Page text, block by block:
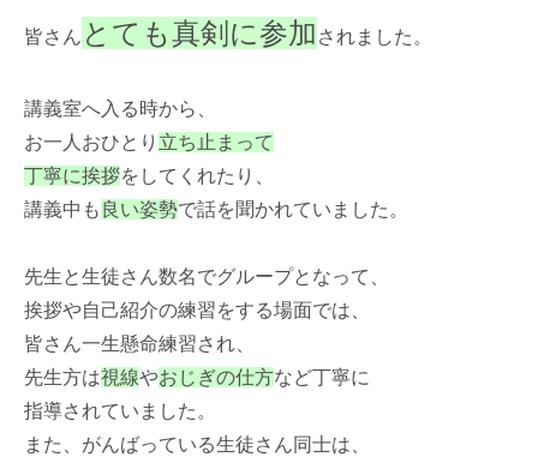
皆さん とても真剣に参加 されました。
講義室へ入る時から、
お一人おひとり 立ち止まって
丁寧に挨拶をしてくれたり、
講義中も 良い姿勢で話を聞かれていました。
先生と生徒さん数名でグループとなって、
挨拶や自己紹介の練習をする場面では、
皆さん一生懸命練習され、
先生方は視線やおじぎの仕方など丁寧に
指導されていました。
また、がんばっている生徒さん同士は、